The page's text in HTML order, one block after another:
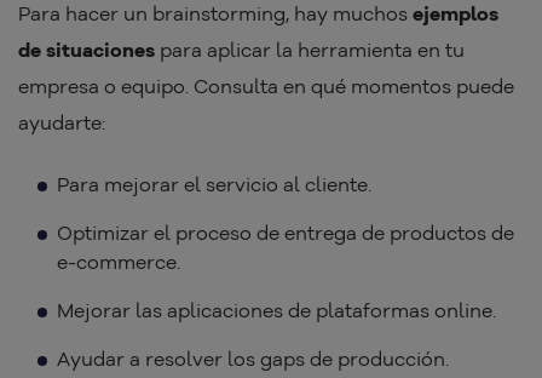
Para hacer un brainstorming, hay muchos ejemplos
de situaciones para aplicar la herramienta en tu
empresa o equipo. Consulta en qué momentos puede
ayudarte:
Para mejorar el servicio al cliente.
Optimizar el proceso de entrega de productos de
e-commerce.
Mejorar las aplicaciones de plataformas online.
Ayudar a resolver los gaps de producción.